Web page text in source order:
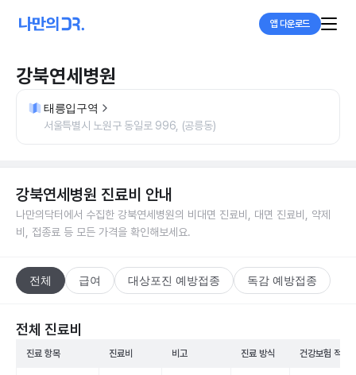
앱 다운로드
강북연세병원
태릉입구역
서울특별시 노원구 동일로 996, (공릉동)
강북연세병원 진료비 안내
나만의닥터에서 수집한 강북연세병원의 비대면 진료비, 대면 진료비, 약제
비, 접종료 등 모든 가격을 확인해보세요.
전체 급여 대상포진 예방접종 독감 예방접종
전체 진료비
진료 항목 진료비 비고 진료 방식 건강보험 적용